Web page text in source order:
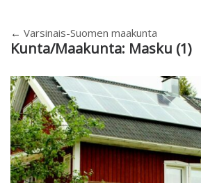
← Varsinais-Suomen maakunta
Kunta/Maakunta: Masku (1)